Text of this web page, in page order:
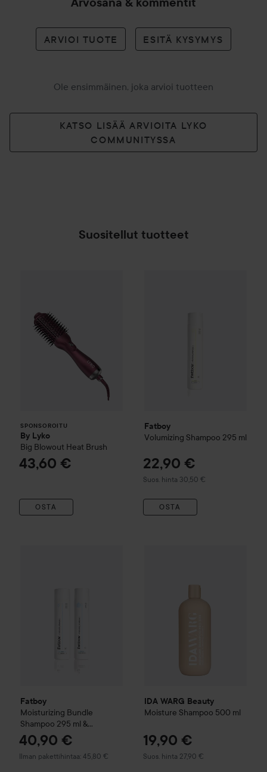
ARVIOI TUOTE ESITÄ KYSYMYS
Ole ensimmäinen, joka arvioi tuotteen
KATSO LISÄÄ ARVIOITA LYKO
COMMUNITYSSA
Suositellut tuotteet
SPONSOROITU
By Lyko
Big Blowout Heat Brush
43,60 €
OSTA
Fatboy
Volumizing Shampoo 295 ml
22,90 €
Suos. hinta 30,50 €
Suositeltu hinta 30,50 €
OSTA
Fatboy
Moisturizing Bundle
Shampoo 295 ml &
Conditioner 295 ml
40,90 €
Ilman pakettihintaa: 45,80 €
IDA WARG Beauty
Moisture Shampoo 500 ml
19,90 €
Suos. hinta 27,90 €
Suositeltu hinta 27,90 €